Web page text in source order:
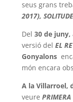
seus grans
2017),
Del 30 de juny,
versió del EL
Gonyalons
món encara
A la Villarroel,
veure